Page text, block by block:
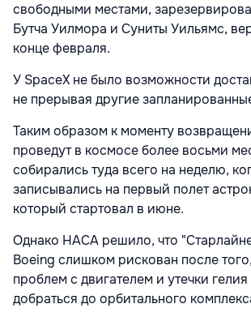
свободными местами,
Бутча Уилмора и Суниты Уильямс,
конце февраля.
У SpaceX не было возможности
не прерывая другие
Таким образом к моменту
проведут в космосе более восьми
собирались туда всего на неделю,
записывались на первый полет
который стартовал в июне.
Однако НАСА решило, что
Boeing слишком рискован после
проблем с двигателем и утечки
добраться до орбитального